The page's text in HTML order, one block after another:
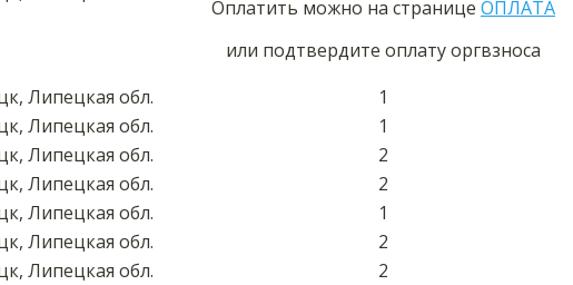
Оплатить можно на странице ОПЛАТА
или подтвердите оплату оргвзноса
Липецкая обл.
1
Липецкая обл.
1
Липецкая обл.
2
Липецкая обл.
2
Липецкая обл.
1
Липецкая обл.
2
Липецкая обл.
2